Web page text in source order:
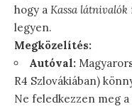
hogy a Kassa látnivalók
legyen.
Megközelítés:
Autóval:
R4 Szlovákiában)
Ne feledkezzen meg